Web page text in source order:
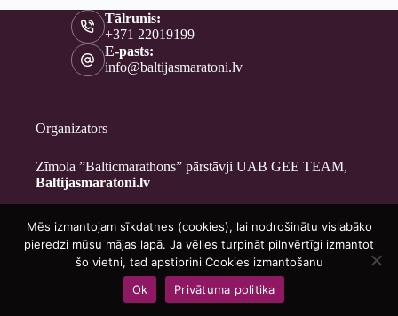
Tālrunis:
+371 22019199
E-pasts:
info@baltijasmaratoni.lv
Organizators
Zīmola ”Balticmarathons” pārstāvji UAB GEE TEAM,
Baltijasmaratoni.lv
Kontakti
Par mums
Brīvprātīgajiem
Privātuma politika
Copyright © 2026 - Baltijasmaratoni.lv
Mēs izmantojam sīkdatnes (cookies), lai nodrošinātu vislabāko
pieredzi mūsu mājas lapā. Ja vēlies turpināt pilnvērtīgi izmantot
šo vietni, tad apstiprini Cookies izmantošanu
Ok
Privātuma politika